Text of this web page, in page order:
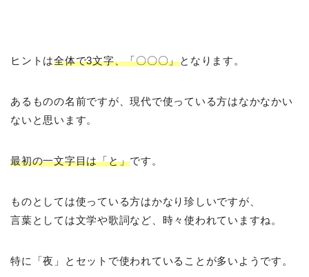
ヒントは全体で3文字、「〇〇〇」となります。
あるものの名前ですが、現代で使っている方はなかなかい
ないと思います。
最初の一文字目は「と」です。
ものとしては使っている方はかなり珍しいですが、
言葉としては文学や歌詞など、時々使われていますね。
特に「夜」とセットで使われていることが多いようです。